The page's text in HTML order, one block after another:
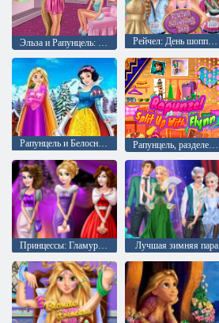
Эльза и Рапунцель: Одевалка Рейчел: День шоппинга
Рапунцель и Белоснежка: Зимняя одевалка Рапунцель, разделенный с Флинном
Принцессы: Гламурный выпускной Лучшая зимняя пара